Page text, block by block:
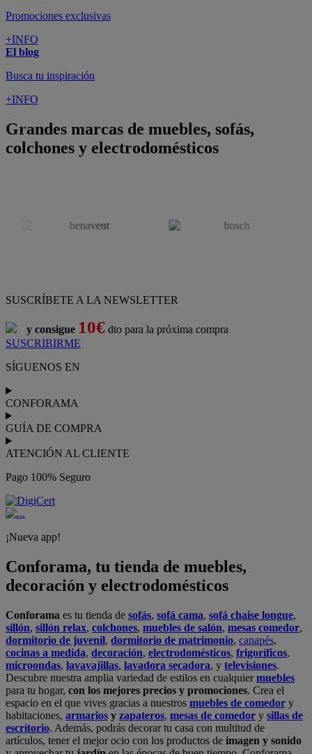
Promociones exclusivas
+INFO
El blog
Busca tu inspiración
+INFO
Grandes marcas de muebles, sofás,
colchones y electrodomésticos
SUSCRÍBETE A LA NEWSLETTER
y consigue 10€ dto para la próxima compra
SUSCRIBIRME
SÍGUENOS EN
CONFORAMA
GUÍA DE COMPRA
ATENCIÓN AL CLIENTE
Pago 100% Seguro
¡Nueva app!
Conforama, tu tienda de muebles,
decoración y electrodomésticos
Conforama es tu tienda de sofás, sofá cama, sofá chaise longue,
sillón, sillón relax, colchones, muebles de salón, mesas comedor,
dormitorio de juvenil, dormitorio de matrimonio, canapés,
cocinas a medida, decoración, electrodomésticos, frigoríficos,
microondas, lavavajillas, lavadora secadora, y televisiones.
Descubre nuestra amplia variedad de estilos en cualquiermuebles
para tu hogar, con los mejores precios y promociones. Crea el
espacio en el que vives gracias a nuestros muebles de comedor y
habitaciones, armarios y zapateros, mesas de comedor y sillas de
escritorio. Además, podrás decorar tu casa con multitud de
artículos, tener el mejor ocio con los productos de imagen y sonido